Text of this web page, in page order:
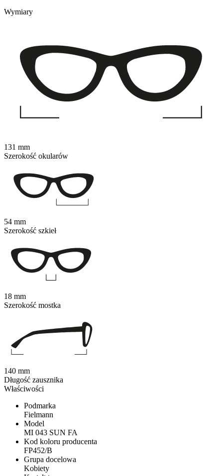
Właściwości
Podmarka
Fielmann
Model
MI 043 SUN FA
Kod koloru producenta
FP452/B
Grupa docelowa
Kobiety
Wymiary
131 mm
Szerokość okularów
54 mm
Szerokość szkieł
18 mm
Szerokość mostka
140 mm
Długość zausznika